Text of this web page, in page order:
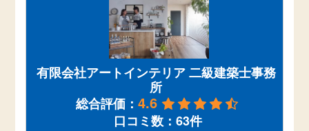
有限会社アートインテリア 二級建築士事務
所
総合評価： 4.6
口コミ数：63件